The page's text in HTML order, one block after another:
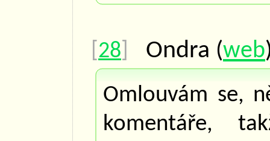
28 Ondra (web
Omlouvám se,
komentáře,